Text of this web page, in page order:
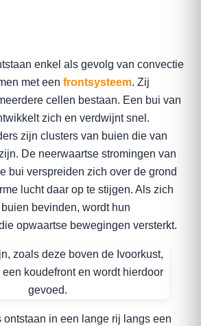
enkel als gevolg van convectie
met een frontsysteem. Zij
cellen bestaan. Een bui van
zich en verdwijnt snel.
zijn clusters van buien die van
De neerwaartse stromingen van
bui verspreiden zich over de grond
lucht daar op te stijgen. Als zich
bevinden, wordt hun
opwaartse bewegingen versterkt.
ontstaan in een lange rij langs een